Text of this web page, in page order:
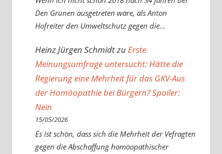
Den Grünen ausgetreten wäre, als Anton
Hofreiter den Umweltschutz gegen die…
Heinz Jürgen SchmidtzuErste
Meinungsumfrage untersucht: Hätte die
Regierung eine Mehrheit für das GKV-Aus
der Homöopathie bei Bürgern? Spoiler:
Nein
15/05/2026
Es ist schön, dass sich die Mehrheit der Vefragten
gegen die Abschaffung homöopathischer